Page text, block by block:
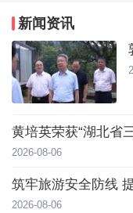
台风靠近
新闻资讯
黄培英荣获“湖北省
2026-08-06
筑牢旅游安全防线
2026-08-06